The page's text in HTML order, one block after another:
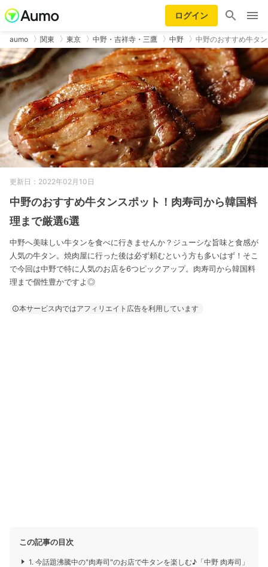
ログイン
aumo 関東 東京 中野・吉祥寺・三鷹 中野 中野のおすすめ牛タ
更新日：2022年02月10日
中野のおすすめ牛タンスポット！肉寿司から韓国料
理まで厳選6選
中野へ美味しい牛タンを食べに行きませんか？ジューシな旨味と食感が
人気の牛タン。焼肉屋に行った後は必ず頼むという方も多いはず！そこ
で今回は中野で特に人気のお店を6つピックアップ。肉寿司から韓国料
理まで個性豊かですよ◎
本サービス内ではアフィリエイト広告を利用しています
この記事の目次
1. 今話題沸騰中の"肉寿司"のお店で牛タンを楽しむ♪「中野 肉寿司」